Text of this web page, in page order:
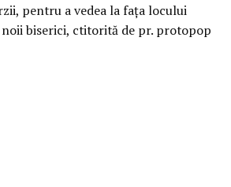
pentru a vedea la faţa locului
biserici, ctitorită de pr. protopop